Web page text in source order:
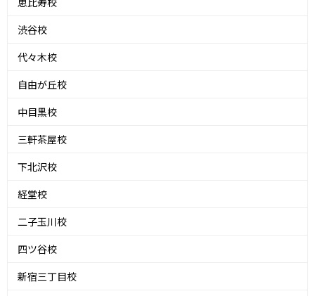
渋谷校
代々木校
自由が丘校
中目黒校
三軒茶屋校
下北沢校
経堂校
二子玉川校
四ツ谷校
新宿三丁目校